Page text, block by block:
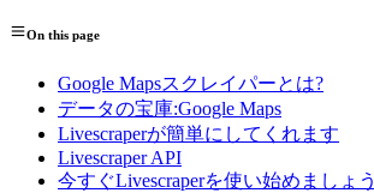
On this page
Google Mapsスクレイパーとは?
データの宝庫:Google Maps
Livescraperが簡単にしてくれます
Livescraper API
今すぐLivescraperを使い始めましょう